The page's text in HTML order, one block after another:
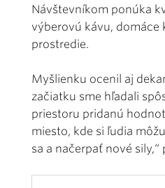
Návštevníkom ponúka
výberovú kávu, domáce
prostredie.
Myšlienku ocenil aj
začiatku sme hľadali
priestoru pridanú
miesto, kde si ľudia
sa a načerpať nové sily,“